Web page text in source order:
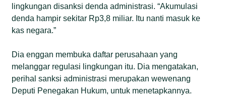
lingkungan disanksi denda administrasi. “Akumulasi
denda hampir sekitar Rp3,8 miliar. Itu nanti masuk ke
kas negara.”
Dia enggan membuka daftar perusahaan yang
melanggar regulasi lingkungan itu. Dia mengatakan,
perihal sanksi administrasi merupakan wewenang
Deputi Penegakan Hukum, untuk menetapkannya.